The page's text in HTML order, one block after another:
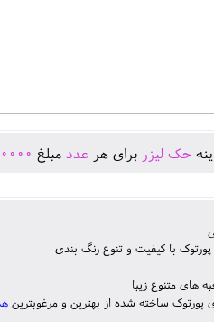
حک لیزر برای هر عدد مبلغ
پورتوک با کیفیت و تنوع رنگ بندی
های متنوع زیبا
پورتوک ساخته شده از بهترین و مرغوبترین